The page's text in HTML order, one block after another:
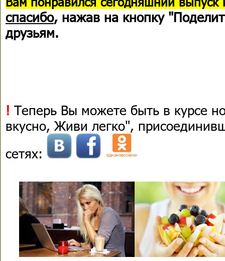
спасибо, нажав на кнопку
друзьям.
! Теперь Вы можете быть в курсе
вкусно, Живи легко",
сетях: